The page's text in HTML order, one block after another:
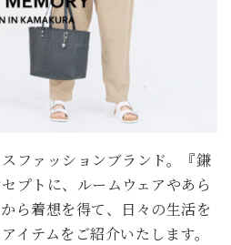
ファッションブランド。『鎌
プトに、ルームウェアやあら
ら着想を得て、日々の生活を
イテムをご紹介いたします。